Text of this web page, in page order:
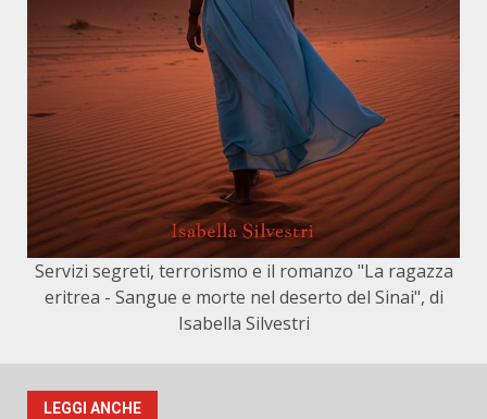
Servizi segreti, terrorismo e il romanzo "La ragazza
eritrea - Sangue e morte nel deserto del Sinai", di
Isabella Silvestri
LEGGI ANCHE